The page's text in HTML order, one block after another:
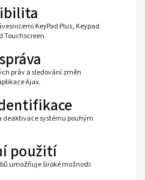
KeyPad Plus, Keypad
Touchscreen.
práv a sledování změn
Ajax.
deaktivace systému pouhým
použití
umožňuje široké možnosti